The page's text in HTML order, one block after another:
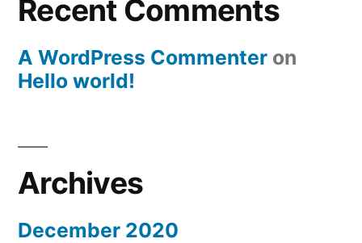
Recent Comments
A WordPress Commenter on
Hello world!
Archives
December 2020